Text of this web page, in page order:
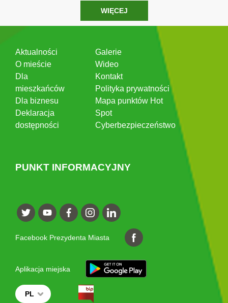
WIĘCEJ
Aktualności
O mieście
Dla
mieszkańców
Dla biznesu
Deklaracja
dostępności
Galerie
Wideo
Kontakt
Polityka prywatności
Mapa punktów Hot
Spot
Cyberbezpieczeństwo
PUNKT INFORMACYJNY
Facebook Prezydenta Miasta
Aplikacja miejska
PL